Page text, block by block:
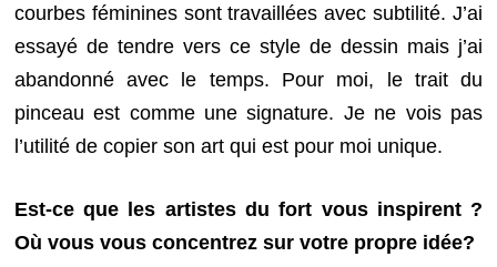
courbes féminines sont travaillées avec subtilité. J’ai
essayé de tendre vers ce style de dessin mais j’ai
abandonné avec le temps. Pour moi, le trait du
pinceau est comme une signature. Je ne vois pas
l’utilité de copier son art qui est pour moi unique.
Est-ce que les artistes du fort vous inspirent ?
Où vous vous concentrez sur votre propre idée?